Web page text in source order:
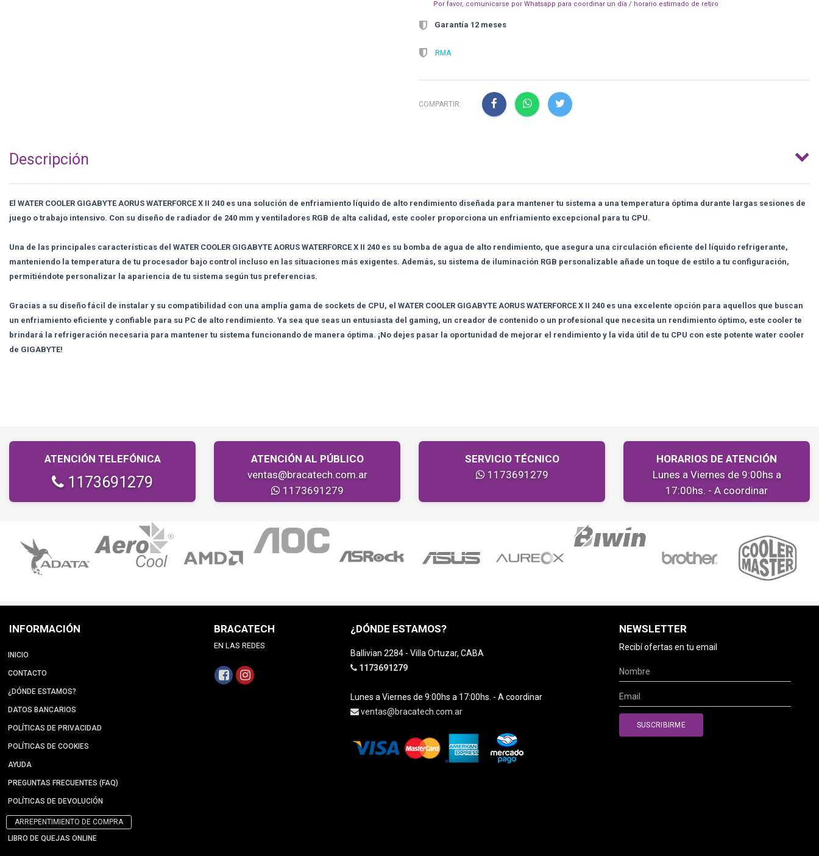
Por favor, comunicarse por Whatsapp para coordinar un día / horario estimado de retiro
Garantía 12 meses
RMA
COMPARTIR:
Descripción
El WATER COOLER GIGABYTE AORUS WATERFORCE X II 240 es una solución de enfriamiento líquido de alto rendimiento diseñada para mantener tu sistema a una temperatura óptima durante largas sesiones de
juego o trabajo intensivo. Con su diseño de radiador de 240 mm y ventiladores RGB de alta calidad, este cooler proporciona un enfriamiento excepcional para tu CPU.
Una de las principales características del WATER COOLER GIGABYTE AORUS WATERFORCE X II 240 es su bomba de agua de alto rendimiento, que asegura una circulación eficiente del líquido refrigerante,
manteniendo la temperatura de tu procesador bajo control incluso en las situaciones más exigentes. Además, su sistema de iluminación RGB personalizable añade un toque de estilo a tu configuración,
permitiéndote personalizar la apariencia de tu sistema según tus preferencias.
Gracias a su diseño fácil de instalar y su compatibilidad con una amplia gama de sockets de CPU, el WATER COOLER GIGABYTE AORUS WATERFORCE X II 240 es una excelente opción para aquellos que buscan
un enfriamiento eficiente y confiable para su PC de alto rendimiento. Ya sea que seas un entusiasta del gaming, un creador de contenido o un profesional que necesita un rendimiento óptimo, este cooler te
brindará la refrigeración necesaria para mantener tu sistema funcionando de manera óptima. ¡No dejes pasar la oportunidad de mejorar el rendimiento y la vida útil de tu CPU con este potente water cooler
de GIGABYTE!
ATENCIÓN TELEFÓNICA
1173691279
ATENCIÓN AL PÚBLICO
ventas@bracatech.com.ar
1173691279
SERVICIO TÉCNICO
1173691279
HORARIOS DE ATENCIÓN
Lunes a Viernes de 9:00hs a
17:00hs. - A coordinar
INFORMACIÓN
INICIO
CONTACTO
¿DÓNDE ESTAMOS?
DATOS BANCARIOS
POLÍTICAS DE PRIVACIDAD
POLÍTICAS DE COOKIES
AYUDA
PREGUNTAS FRECUENTES (FAQ)
POLÍTICAS DE DEVOLUCIÓN
ARREPENTIMIENTO DE COMPRA
LIBRO DE QUEJAS ONLINE
BRACATECH
EN LAS REDES
¿DÓNDE ESTAMOS?
Ballivian 2284 - Villa Ortuzar, CABA
1173691279
Lunes a Viernes de 9:00hs a 17:00hs. - A coordinar
ventas@bracatech.com.ar
NEWSLETTER
Recibí ofertas en tu email